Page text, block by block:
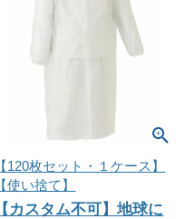
【120枚セット・１ケース】
【使い捨て】
【カスタム不可】地球に